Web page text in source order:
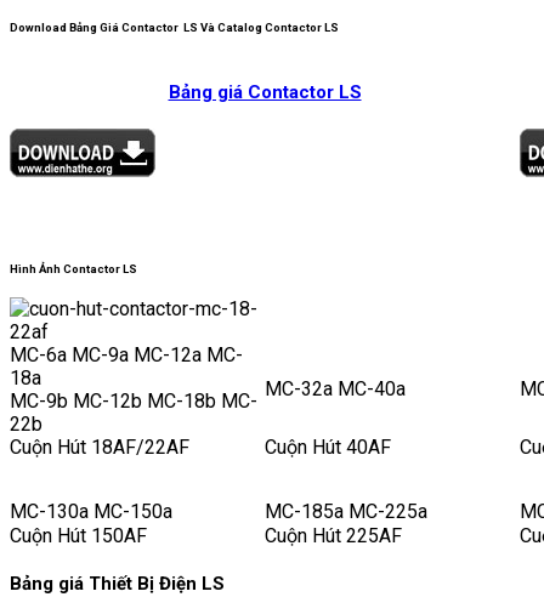
Download Bảng Giá Contactor LS Và Catalog Contactor LS
Bảng giá Contactor LS
Hình Ảnh Contactor LS
MC-6a MC-9a MC-12a MC-
18a
MC-9b MC-12b MC-18b MC-
22b
MC-32a MC-40a
Cuộn Hút 18AF/22AF Cuộn Hút 40AF
MC-130a MC-150a MC-185a MC-225a
Cuộn Hút 150AF
Cuộn Hút 225AF
Bảng giá Thiết Bị Điện LS